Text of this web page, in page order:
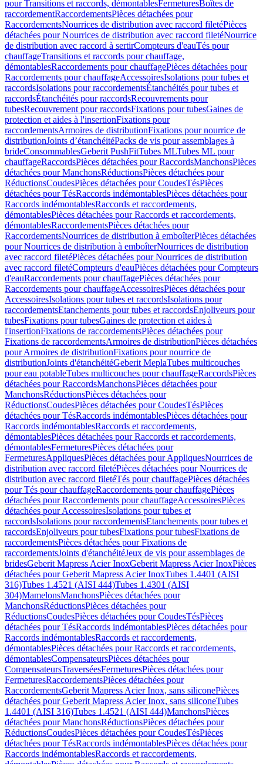
pour Transitions et raccords, démontablesFermeturesBoîtes de
raccordementRaccordementsPièces détachées pour
RaccordementsNourrices de distribution avec raccord filetéPièces
détachées pour Nourrices de distribution avec raccord filetéNourrice
de distribution avec raccord à sertirCompteurs d'eauTés pour
chauffageTransitions et raccords pour chauffage,
démontablesRaccordements pour chauffagePièces détachées pour
Raccordements pour chauffageAccessoiresIsolations pour tubes et
raccordsIsolations pour raccordementsÉtanchéités pour tubes et
raccordsÉtanchéités pour raccordsRecouvrements pour
tubesRecouvrement pour raccordsFixations pour tubesGaines de
protection et aides à l'insertionFixations pour
raccordementsArmoires de distributionFixations pour nourrice de
distributionJoints d’étanchéitéPacks de vis pour assemblages à
brideConsommablesGeberit PushFitTubes MLTubes ML pour
chauffageRaccordsPièces détachées pour RaccordsManchonsPièces
détachées pour ManchonsRéductionsPièces détachées pour
RéductionsCoudesPièces détachées pour CoudesTésPièces
détachées pour TésRaccords indémontablesPièces détachées pour
Raccords indémontablesRaccords et raccordements,
démontablesPièces détachées pour Raccords et raccordements,
démontablesRaccordementsPièces détachées pour
RaccordementsNourrices de distribution à emboîterPièces détachées
pour Nourrices de distribution à emboîterNourrices de distribution
avec raccord filetéPièces détachées pour Nourrices de distribution
avec raccord filetéCompteurs d'eauPièces détachées pour Compteurs
d'eauRaccordements pour chauffagePièces détachées pour
Raccordements pour chauffageAccessoiresPièces détachées pour
AccessoiresIsolations pour tubes et raccordsIsolations pour
raccordementsEtanchements pour tubes et raccordsEnjoliveurs pour
tubesFixations pour tubesGaines de protection et aides à
l'insertionFixations de raccordementsPièces détachées pour
Fixations de raccordementsArmoires de distributionPièces détachées
pour Armoires de distributionFixations pour nourrice de
distributionJoints d'étanchéitéGeberit MeplaTubes multicouches
pour eau potableTubes multicouches pour chauffageRaccordsPièces
détachées pour RaccordsManchonsPièces détachées pour
ManchonsRéductionsPièces détachées pour
RéductionsCoudesPièces détachées pour CoudesTésPièces
détachées pour TésRaccords indémontablesPièces détachées pour
Raccords indémontablesRaccords et raccordements,
démontablesPièces détachées pour Raccords et raccordements,
démontablesFermeturesPièces détachées pour
FermeturesAppliquesPièces détachées pour AppliquesNourrices de
distribution avec raccord filetéPièces détachées pour Nourrices de
distribution avec raccord filetéTés pour chauffagePièces détachées
pour Tés pour chauffageRaccordements pour chauffagePièces
détachées pour Raccordements pour chauffageAccessoiresPièces
détachées pour AccessoiresIsolations pour tubes et
raccordsIsolations pour raccordementsEtanchements pour tubes et
raccordsEnjoliveurs pour tubesFixations pour tubesFixations de
raccordementsPièces détachées pour Fixations de
raccordementsJoints d'étanchéitéJeux de vis pour assemblages de
bridesGeberit Mapress Acier InoxGeberit Mapress Acier InoxPièces
détachées pour Geberit Mapress Acier InoxTubes 1.4401 (AISI
316)Tubes 1.4521 (AISI 444)Tubes 1.4301 (AISI
304)MamelonsManchonsPièces détachées pour
ManchonsRéductionsPièces détachées pour
RéductionsCoudesPièces détachées pour CoudesTésPièces
détachées pour TésRaccords indémontablesPièces détachées pour
Raccords indémontablesRaccords et raccordements,
démontablesPièces détachées pour Raccords et raccordements,
démontablesCompensateursPièces détachées pour
CompensateursTraverséesFermeturesPièces détachées pour
FermeturesRaccordementsPièces détachées pour
RaccordementsGeberit Mapress Acier Inox, sans siliconePièces
détachées pour Geberit Mapress Acier Inox, sans siliconeTubes
1.4401 (AISI 316)Tubes 1.4521 (AISI 444)ManchonsPièces
détachées pour ManchonsRéductionsPièces détachées pour
RéductionsCoudesPièces détachées pour CoudesTésPièces
détachées pour TésRaccords indémontablesPièces détachées pour
Raccords indémontablesRaccords et raccordements,